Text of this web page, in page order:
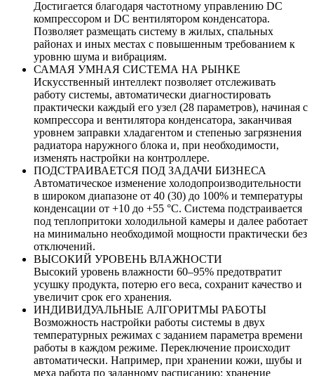
Достигается благодаря частотному управлению DC
компрессором и DC вентилятором конденсатора.
Позволяет размещать систему в жилых, спальных
районах и иных местах с повышенным требованием к
уровню шума и вибрациям.
САМАЯ УМНАЯ СИСТЕМА НА РЫНКЕ
Искусственный интеллект позволяет отслеживать
работу системы, автоматически диагностировать
практически каждый его узел (28 параметров), начиная с
компрессора и вентилятора конденсатора, заканчивая
уровнем заправки хладагентом и степенью загрязнения
радиатора наружного блока и, при необходимости,
изменять настройки на контроллере.
ПОДСТРАИВАЕТСЯ ПОД ЗАДАЧИ БИЗНЕСА
Автоматическое изменение холодопроизводительности
в широком диапазоне от 40 (30) до 100% и температуры
конденсации от +10 до +55 °C. Система подстраивается
под теплопритоки холодильной камеры и далее работает
на минимально необходимой мощности практически без
отключений.
ВЫСОКИЙ УРОВЕНЬ ВЛАЖНОСТИ
Высокий уровень влажности 60–95% предотвратит
усушку продукта, потерю его веса, сохранит качество и
увеличит срок его хранения.
ИНДИВИДУАЛЬНЫЕ АЛГОРИТМЫ РАБОТЫ
Возможность настройки работы системы в двух
температурных режимах с заданием параметра времени
работы в каждом режиме. Переключение происходит
автоматически. Например, при хранении кожи, шубы и
меха работа по заданному расписанию: хранение